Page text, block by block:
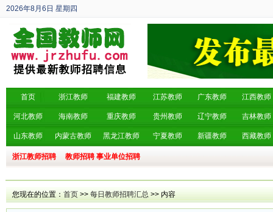
2026年8月6日 星期四
丙午年 六月廿四
首页 浙江教师 福建教师 江苏教师 广东教师 江西教师
河北教师 海南教师 重庆教师 贵州教师 辽宁教师 吉林教师
山东教师 内蒙古教师 黑龙江教师 宁夏教师 新疆教师 西藏教师
浙江教师招聘 教师招聘 事业单位招聘
您现在的位置： 首页 >> 每日教师招聘汇总 >> 内容